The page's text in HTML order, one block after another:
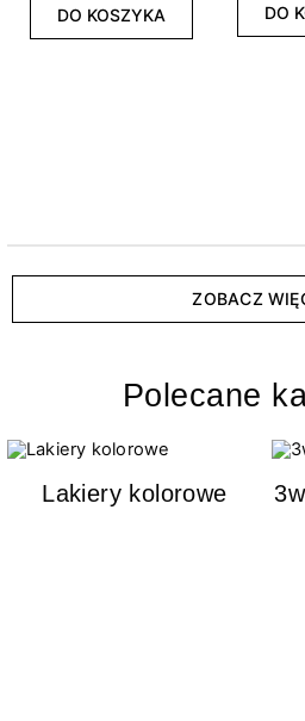
DO KOSZYKA DO
ZOBACZ
Polecane
Lakiery kolorowe